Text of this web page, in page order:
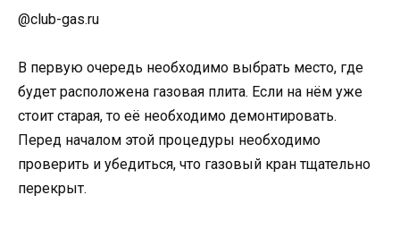
@club-gas.ru
В первую очередь необходимо выбрать место, где
будет расположена газовая плита. Если на нём уже
стоит старая, то её необходимо демонтировать.
Перед началом этой процедуры необходимо
проверить и убедиться, что газовый кран тщательно
перекрыт.